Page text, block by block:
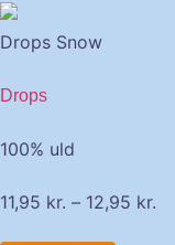
Drops Snow
Drops
100% uld
11,95 kr. – 12,95 kr.